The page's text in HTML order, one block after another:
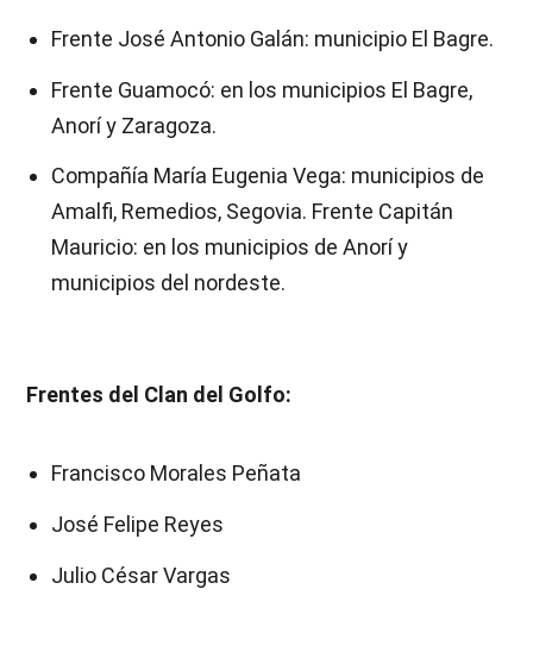
Frente José Antonio Galán: municipio El Bagre.
Frente Guamocó: en los municipios El Bagre,
Anorí y Zaragoza.
Compañía María Eugenia Vega: municipios de
Amalfi, Remedios, Segovia. Frente Capitán
Mauricio: en los municipios de Anorí y
municipios del nordeste.
Frentes del Clan del Golfo:
Francisco Morales Peñata
José Felipe Reyes
Julio César Vargas